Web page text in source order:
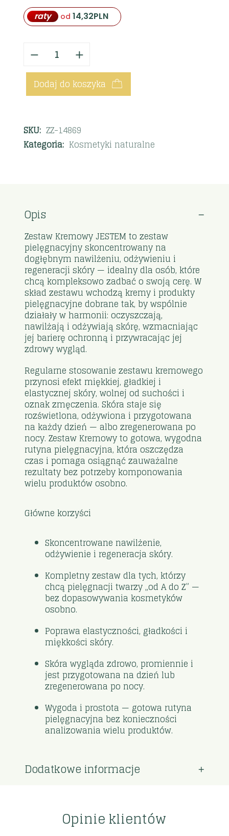
raty od 14,32PLN
Dodaj do koszyka
SKU: ZZ-14869
Kategoria: Kosmetyki naturalne
Opis
Zestaw Kremowy JESTEM to zestaw
pielęgnacyjny skoncentrowany na
dogłębnym nawilżeniu, odżywieniu i
regeneracji skóry — idealny dla osób, które
chcą kompleksowo zadbać o swoją cerę. W
skład zestawu wchodzą kremy i produkty
pielęgnacyjne dobrane tak, by wspólnie
działały w harmonii: oczyszczają,
nawilżają i odżywiają skórę, wzmacniając
jej barierę ochronną i przywracając jej
zdrowy wygląd.
Regularne stosowanie zestawu kremowego
przynosi efekt miękkiej, gładkiej i
elastycznej skóry, wolnej od suchości i
oznak zmęczenia. Skóra staje się
rozświetlona, odżywiona i przygotowana
na każdy dzień — albo zregenerowana po
nocy. Zestaw Kremowy to gotowa, wygodna
rutyna pielęgnacyjna, która oszczędza
czas i pomaga osiągnąć zauważalne
rezultaty bez potrzeby komponowania
wielu produktów osobno.
Główne korzyści
Skoncentrowane nawilżenie,
odżywienie i regeneracja skóry.
Kompletny zestaw dla tych, którzy
chcą pielęgnacji twarzy „od A do Z” —
bez dopasowywania kosmetyków
osobno.
Poprawa elastyczności, gładkości i
miękkości skóry.
Skóra wygląda zdrowo, promiennie i
jest przygotowana na dzień lub
zregenerowana po nocy.
Wygoda i prostota — gotowa rutyna
pielęgnacyjna bez konieczności
analizowania wielu produktów.
Dodatkowe informacje
Opinie klientów